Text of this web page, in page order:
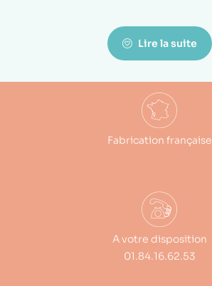
Lire la suite
Fabrication française
A votre disposition
01.84.16.62.53